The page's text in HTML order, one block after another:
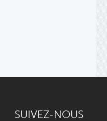
SUIVEZ-NOUS